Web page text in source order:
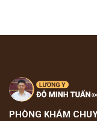
PHÒNG KHÁM